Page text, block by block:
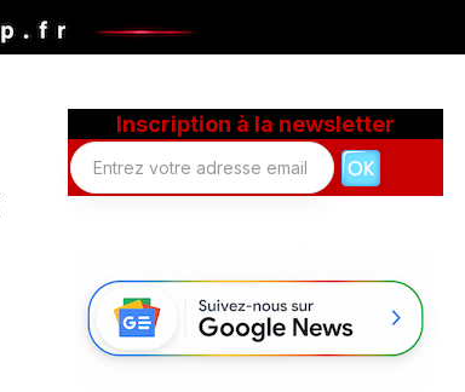
Inscription à la newsletter